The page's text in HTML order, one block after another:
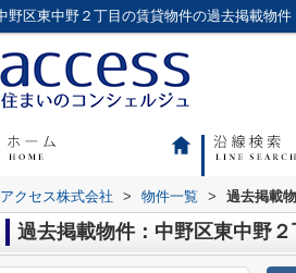
アクセス株式会社 > 物件一覧 > 過去掲載
過去掲載物件：中野区東中野